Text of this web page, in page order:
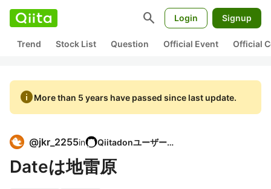
search Login Signup
Trend Stock List Question Official Event Official
infoMore than 5 years have passed since last update.
@jkr_2255in Qiitadonユーザー会
Dateは地雷原